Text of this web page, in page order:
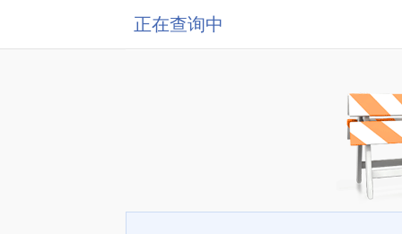
正在查询中